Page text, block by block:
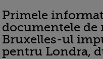
Primele
documentele de
Bruxelles-ul
pentru Londra,